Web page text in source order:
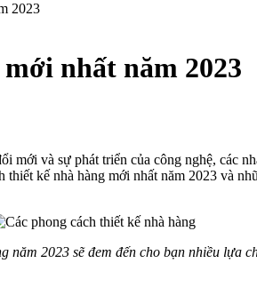
2023
nhất năm 2023
và sự phát triển của công nghệ, các
kế nhà hàng mới nhất năm 2023 và
năm 2023 sẽ đem đến cho bạn nhiều lựa